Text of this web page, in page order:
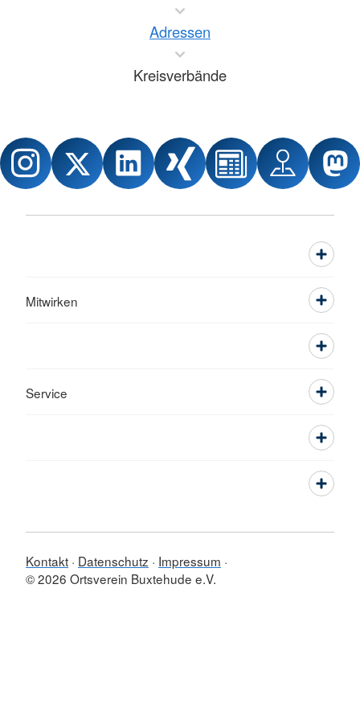
Adressen
Kreisverbände
Mitwirken
Service
Kontakt Datenschutz
Impressum
© 2026 Ortsverein Buxtehude e.V.